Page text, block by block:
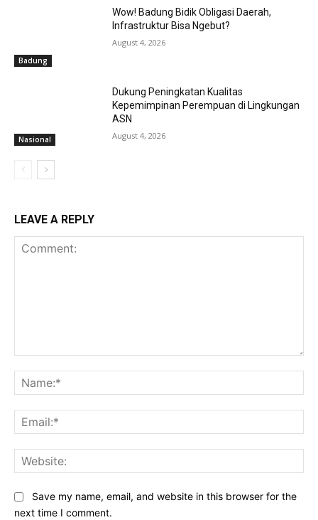
Badung
Wow! Badung Bidik Obligasi Daerah,
Infrastruktur Bisa Ngebut?
August 4, 2026
Nasional
Dukung Peningkatan Kualitas
Kepemimpinan Perempuan di Lingkungan
ASN
August 4, 2026
LEAVE A REPLY
Save my name, email, and website in this browser for the
next time I comment.